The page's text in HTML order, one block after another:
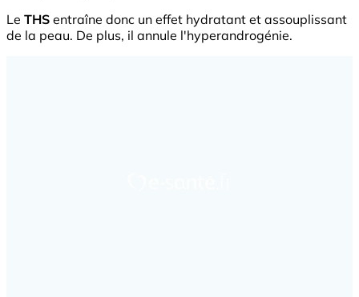
Le THS entraîne donc un effet hydratant et assouplissant
de la peau. De plus, il annule l'hyperandrogénie.